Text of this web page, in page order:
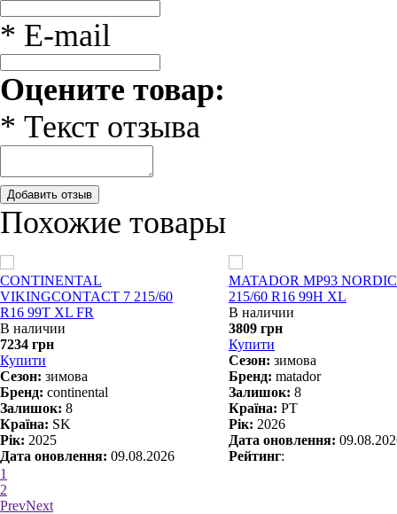
* E-mail
Оцените товар:
* Текст отзыва
Добавить отзыв
Похожие товары
CONTINENTAL
VIKINGCONTACT 7 215/60
R16 99T XL FR
В наличии
7234 грн
Купити
Сезон: зимова
Бренд: continental
Залишок: 8
Країна: SK
Рік: 2025
Дата оновлення: 09.08.2026
Рейтинг
MATADOR MP93
215/60 R16 99H XL
В наличии
3809 грн
Купити
Сезон: зимова
Бренд: matador
Залишок: 8
Країна: PT
Рік: 2026
Дата оновлення:
Рейтинг:
1
2
PrevNext